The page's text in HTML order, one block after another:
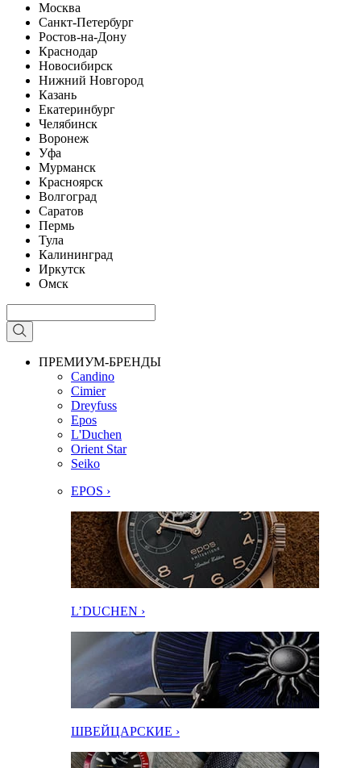
Москва
Санкт-Петербург
Ростов-на-Дону
Краснодар
Новосибирск
Нижний Новгород
Казань
Екатеринбург
Челябинск
Воронеж
Уфа
Мурманск
Красноярск
Волгоград
Саратов
Пермь
Тула
Калининград
Иркутск
Омск
ПРЕМИУМ-БРЕНДЫ
Candino
Cimier
Dreyfuss
Epos
L'Duchen
Orient Star
Seiko
EPOS ›
L’DUCHEN ›
ШВЕЙЦАРСКИЕ ›